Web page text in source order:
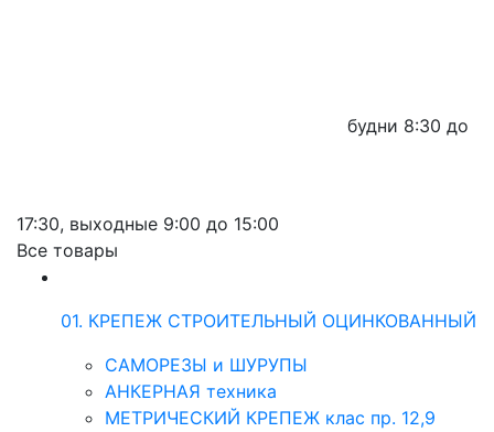
будни 8:30 до
17:30, выходные 9:00 до 15:00
Все товары
01. КРЕПЕЖ СТРОИТЕЛЬНЫЙ ОЦИНКОВАННЫЙ
САМОРЕЗЫ и ШУРУПЫ
АНКЕРНАЯ техника
МЕТРИЧЕСКИЙ КРЕПЕЖ клас пр. 12,9